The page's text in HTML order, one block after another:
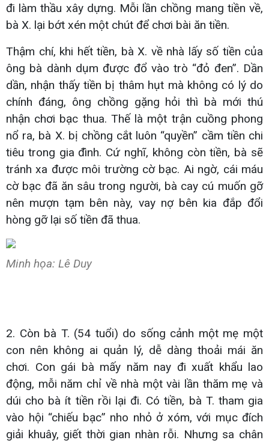
đi làm thầu xây dựng. Mỗi lần chồng mang tiền về,
bà X. lại bớt xén một chút để chơi bài ăn tiền.
Thậm chí, khi hết tiền, bà X. về nhà lấy số tiền của
ông bà dành dụm được đổ vào trò “đỏ đen”. Dần
dần, nhận thấy tiền bị thâm hụt mà không có lý do
chính đáng, ông chồng gặng hỏi thì bà mới thú
nhận chơi bạc thua. Thế là một trận cuồng phong
nổ ra, bà X. bị chồng cắt luôn “quyền” cầm tiền chi
tiêu trong gia đình. Cứ nghĩ, không còn tiền, bà sẽ
tránh xa được môi trường cờ bạc. Ai ngờ, cái máu
cờ bạc đã ăn sâu trong người, bà cay cú muốn gỡ
nên mượn tạm bên này, vay nợ bên kia đắp đổi
hòng gỡ lại số tiền đã thua.
Minh họa: Lê Duy
2. Còn bà T. (54 tuổi) do sống cảnh một mẹ một
con nên không ai quản lý, dễ dàng thoải mái ăn
chơi. Con gái bà mấy năm nay đi xuất khẩu lao
động, mỗi năm chỉ về nhà một vài lần thăm mẹ và
dúi cho bà ít tiền rồi lại đi. Có tiền, bà T. tham gia
vào hội “chiếu bạc” nho nhỏ ở xóm, với mục đích
giải khuây, giết thời gian nhàn rỗi. Nhưng sa chân